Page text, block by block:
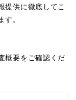
提供に徹底してこ
す。
概要をご確認くだ